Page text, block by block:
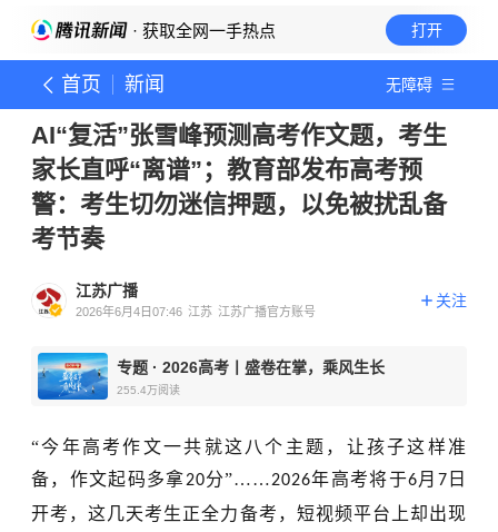
· 获取全网一手热点 打开
首页 新闻 无障碍
AI“复活”张雪峰预测高考作文题，考生
家长直呼“离谱”；教育部发布高考预
警：考生切勿迷信押题，以免被扰乱备
考节奏
江苏广播
2026年6月4日07:46 江苏 江苏广播官方账号
关注
专题 · 2026高考丨盛卷在掌，乘风生长
255.4万阅读
“今年高考作文一共就这八个主题，让孩子这样准
备，作文起码多拿20分”……2026年高考将于6月 7 日
开考，这几天考生正全力备考，短视频平台上却出现